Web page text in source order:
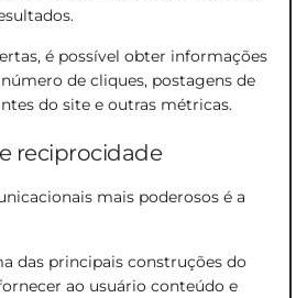
é possível obter informações
de cliques, postagens de
do site e outras métricas.
reciprocidade
mais poderosos é a
das principais construções do
ao usuário conteúdo e